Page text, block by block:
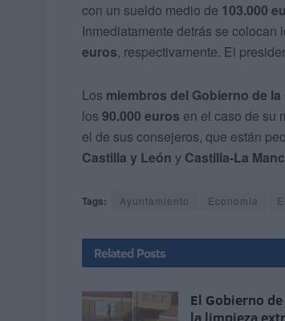
con un sueldo medio de 103.000
Inmediatamente detrás se colocan
euros, respectivamente. El
Los miembros del Gobierno de la
los 90.000 euros en el caso de su
el de sus consejeros, que están
Castilla y León y Castilla-La
Tags: Ayuntamiento Economía
Related Posts
El Gobierno